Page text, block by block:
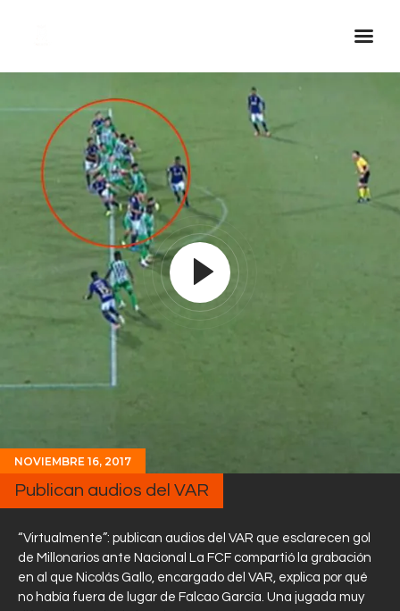
Inicio Real FM
Streaming
En Vivo
Descarga La APP
Programas
Noticias
Equipo
Sobre Nosotros
Contactos
NOVIEMBRE 16, 2017
Publican audios del VAR
“Virtualmente”: publican audios del VAR que esclarecen gol
de Millonarios ante Nacional La FCF compartió la grabación
en al que Nicolás Gallo, encargado del VAR, explica por qué
no había fuera de lugar de Falcao García. Una jugada muy